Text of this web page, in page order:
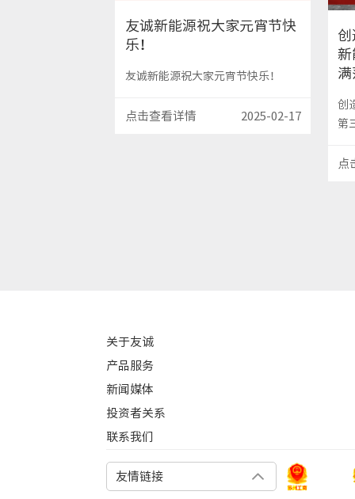
友诚新能源祝大家元宵节快
乐！
友诚新能源祝大家元宵节快乐！
点击查看详情 2025-02-17
满
创
第
点
关于友诚
产品服务
新闻媒体
投资者关系
联系我们
友情链接